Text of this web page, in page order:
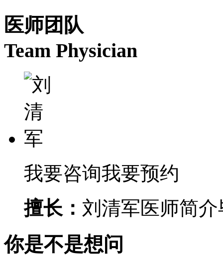
医师团队
Team Physician
我要咨询我要预约
擅长： 刘清军医师简
你是不是想问